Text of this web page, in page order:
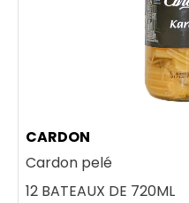
CARDON
Cardon pelé
12 BATEAUX DE 720ML